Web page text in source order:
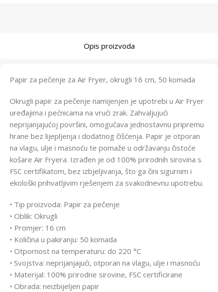
Opis proizvoda
Papir za pečenje za Air Fryer, okrugli 16 cm, 50 komada
Okrugli papir za pečenje namijenjen je upotrebi u Air Fryer
uređajima i pećnicama na vrući zrak. Zahvaljujući
neprijanjajućoj površini, omogućava jednostavnu pripremu
hrane bez lijepljenja i dodatnog čišćenja. Papir je otporan
na vlagu, ulje i masnoću te pomaže u održavanju čistoće
košare Air Fryera. Izrađen je od 100% prirodnih sirovina s
FSC certifikatom, bez izbjeljivanja, što ga čini sigurnim i
ekološki prihvatljivim rješenjem za svakodnevnu upotrebu.
• Tip proizvoda: Papir za pečenje
• Oblik: Okrugli
• Promjer: 16 cm
• Količina u pakiranju: 50 komada
• Otpornost na temperaturu: do 220 °C
• Svojstva: neprijanjajući, otporan na vlagu, ulje i masnoću
• Materijal: 100% prirodne sirovine, FSC certificirane
• Obrada: neizbijeljen papir